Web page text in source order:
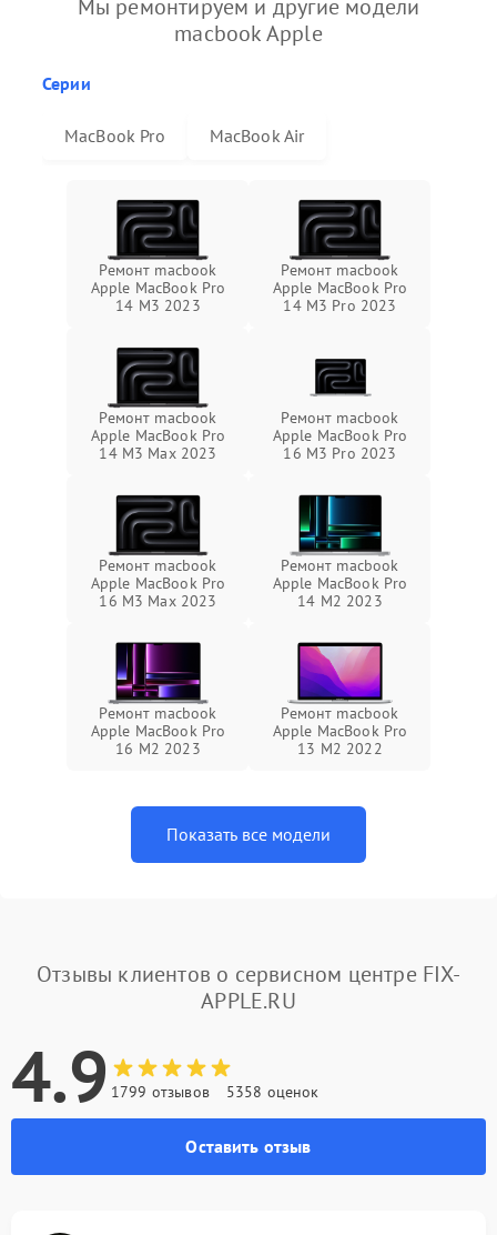
Мы ремонтируем и другие модели
macbook Apple
Серии
MacBook Pro MacBook Air
Ремонт macbook
Apple MacBook Pro
14 M3 2023
Ремонт macbook
Apple MacBook Pro
14 M3 Pro 2023
Ремонт macbook
Apple MacBook Pro
14 M3 Max 2023
Ремонт macbook
Apple MacBook Pro
16 M3 Pro 2023
Ремонт macbook
Apple MacBook Pro
16 M3 Max 2023
Ремонт macbook
Apple MacBook Pro
14 M2 2023
Ремонт macbook
Apple MacBook Pro
16 M2 2023
Ремонт macbook
Apple MacBook Pro
13 M2 2022
Показать все модели
Отзывы клиентов о сервисном центре FIX-
APPLE.RU
4.9 1799 отзывов 5358 оценок
Оставить отзыв